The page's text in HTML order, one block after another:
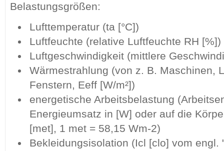
Belastungsgrößen:
Lufttemperatur (ta [°C])
Luftfeuchte (relative Luftfeuchte RH [%])
Luftgeschwindigkeit (mittlere
Wärmestrahlung (von z. B. Maschinen,
Fenstern, Eeff [W/m²])
energetische Arbeitsbelastung
Energieumsatz in [W] oder auf die
[met], 1 met = 58,15 Wm-2)
Bekleidungsisolation (Icl [clo] vom engl.